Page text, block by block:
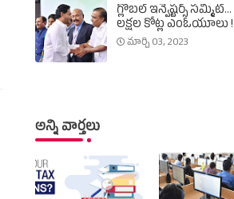
గ్లోబల్‌ ఇన్వెష్టర్స్‌ సమ్మిట్‌...
లక్షల కోట్ల ఎంఓయూలు !
మార్చి 03, 2023
అన్ని వార్తలు